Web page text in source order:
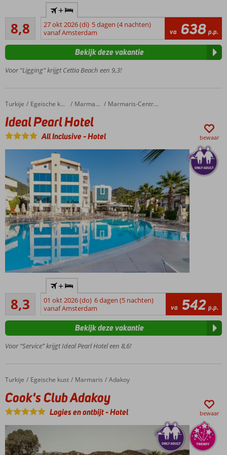
minimale
leeftijd
16 jaar
jarenlang
favoriet
Struinen
boulevard
van
Marmaris
Privéstrand
met steiger
8,8
Aanrader
110
beoordelingen
+
27 okt 2026 (di) 5 dagen (4 nachten)
vanaf Amsterdam
va 638 p.p.
Voor “Ligging” krijgt Cettia Beach een 9,3!
Bekijk deze vakantie
Home
Turkije Egeische kust Marmaris Marmaris-Centrum
Ideal Pearl Hotel
Ideal Pearl Hotel
All Inclusive-Hotel bewaar
minimale
leeftijd
16 jaar
van de
faciliteiten
8,3Zeer goed
95
beoordelingen
+
01 okt 2026 (do) 6 dagen (5 nachten)
vanaf Amsterdam
va 542 p.p.
Voor “Service” krijgt Ideal Pearl Hotel een 8,6!
Bekijk deze vakantie
Home
Turkije Egeische kust Marmaris Adakoy
Cook's Club Adakoy
Cook's Club Adakoy
Logies en ontbijt-Hotel bewaar